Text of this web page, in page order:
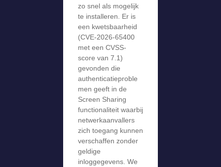
zo snel als mogelijk
te installeren. Er is
een kwetsbaarheid
(CVE-2026-65400
met een CVSS-
score van 7.1)
gevonden die
authenticatieproble
men geeft in de
Screen Sharing
functionaliteit waarbij
netwerkaanvallers
zich toegang kunnen
verschaffen zonder
geldige
inloggegevens. We